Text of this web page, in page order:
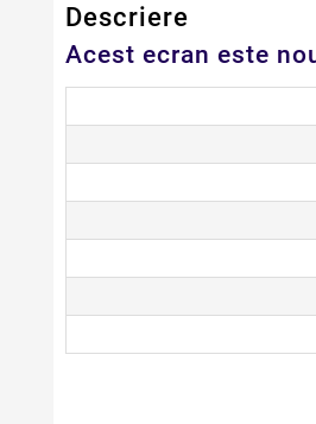
Descriere
Acest ecran este